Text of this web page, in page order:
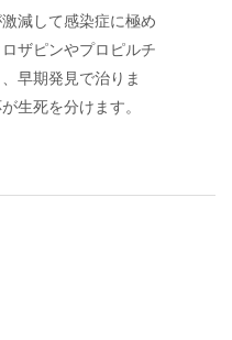
減して感染症に極め
ザピンやプロピルチ
早期発見で治りま
生死を分けます。